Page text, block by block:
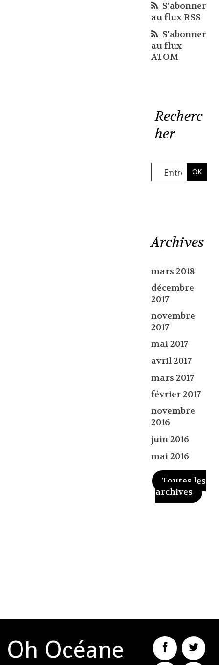
S'abonner
au flux RSS
S'abonner
au flux
ATOM
Recherc
her
Archives
mars 2018
décembre
2017
novembre
2017
mai 2017
avril 2017
mars 2017
février 2017
novembre
2016
juin 2016
mai 2016
Toutes les
archives
Oh Océane